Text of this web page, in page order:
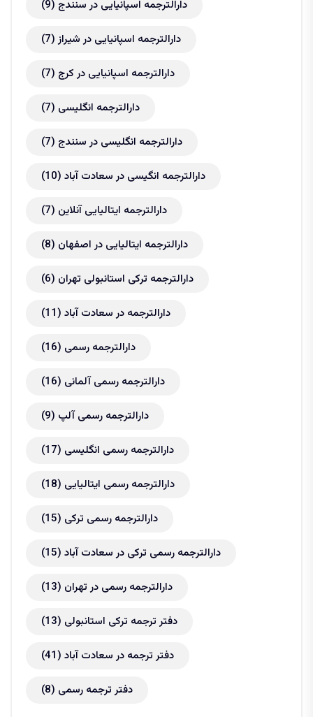
دارالترجمه اسپانیایی در سنندج (9)
دارالترجمه اسپانیایی در شیراز(7)
دارالترجمه اسپانیایی در کرج (7)
دارالترجمه انگلیسی (7)
دارالترجمه انگلیسی در سنندج (7)
دارالترجمه انگیسی در سعادت آباد (10)
دارالترجمه ایتالیایی آنلاین (7)
دارالترجمه ایتالیایی در اصفهان (8)
دارالترجمه ترکی استانبولی تهران (6)
دارالترجمه در سعادت آباد (11)
دارالترجمه رسمی (16)
دارالترجمه رسمی آلمانی (16)
دارالترجمه رسمی آلپ (9)
دارالترجمه رسمی انگلیسی (17)
دارالترجمه رسمی ایتالیایی (18)
دارالترجمه رسمی ترکی (15)
دارالترجمه رسمی ترکی در سعادت آباد (15)
دارالترجمه رسمی در تهران (13)
دفتر ترجمه ترکی استانبولی (13)
دفتر ترجمه در سعادت آباد (41)
دفتر ترجمه رسمی (8)